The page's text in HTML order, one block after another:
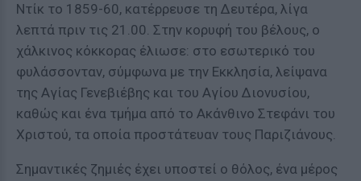
Ντίκ το 1859-60, κατέρρευσε τη Δευτέρα, λίγα
λεπτά πριν τις 21.00. Στην κορυφή του βέλους, ο
χάλκινος κόκκορας έλιωσε: στο εσωτερικό του
φυλάσσονταν, σύμφωνα με την Εκκλησία, λείψανα
της Αγίας Γενεβιέβης και του Αγίου Διονυσίου,
καθώς και ένα τμήμα από το Ακάνθινο Στεφάνι του
Χριστού, τα οποία προστάτευαν τους Παριζιάνους.
Σημαντικές ζημιές έχει υποστεί ο θόλος, ένα μέρος